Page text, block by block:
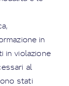
in
in violazione
al
stati